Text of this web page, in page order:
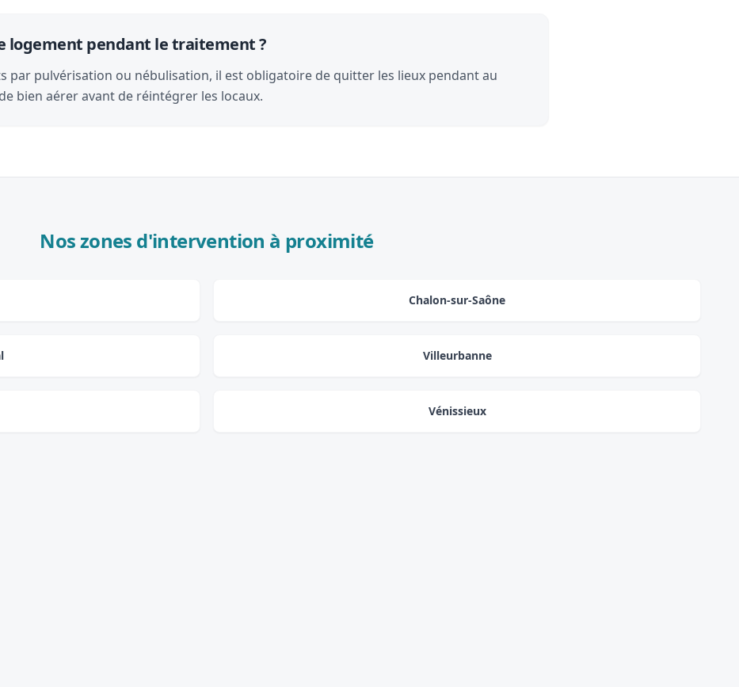
logement pendant le traitement ?
par pulvérisation ou nébulisation, il est obligatoire de quitter les lieux pendant au
bien aérer avant de réintégrer les locaux.
Nos zones d'intervention à proximité
Chalon-sur-Saône
Villeurbanne
Vénissieux